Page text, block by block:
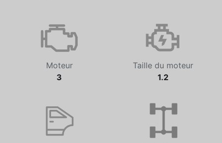
Moteur
3
Taille du moteur
1.2